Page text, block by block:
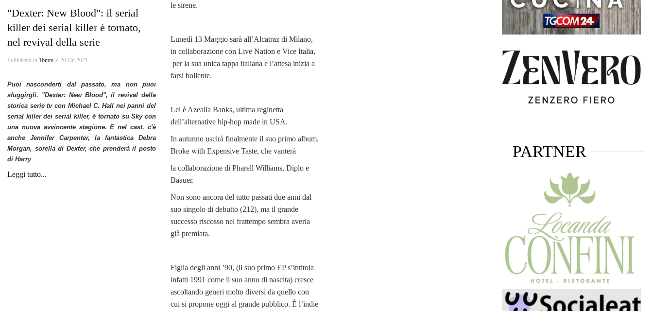
"Dexter: New Blood": il serial
killer dei serial killer è tornato,
nel revival della serie
Pubblicato in 16mm ⁄ 26 Ott 2021
Puoi nasconderti dal passato, ma non puoi
sfuggirgli. "Dexter: New Blood", il revival della
storica serie tv con Michael C. Hall nei panni del
serial killer dei serial killer, è tornato su Sky con
una nuova avvincente stagione. E nel cast, c'è
anche Jennifer Carpenter, la fantastica Debra
Morgan, sorella di Dexter, che prenderà il posto
di Harry
Leggi tutto...
le sirene.
Lunedì 13 Maggio sarà all’Alcatraz di Milano,
in collaborazione con Live Nation e Vice Italia,
per la sua unica tappa italiana e l’attesa inizia a
farsi bollente.
Lei è Azealia Banks, ultima reginetta
dell’alternative hip-hop made in USA.
In autunno uscirà finalmente il suo primo album,
Broke with Expensive Taste, che vanterà
la collaborazione di Pharell Williams, Diplo e
Baauer.
Non sono ancora del tutto passati due anni dal
suo singolo di debutto (212), ma il grande
successo riscosso nel frattempo sembra averla
già premiata.
Figlia degli anni ’90, (il suo primo EP s’intitola
infatti 1991 come il suo anno di nascita) cresce
ascoltando generi molto diversi da quello con
cui si propone oggi al grande pubblico. È l’indie
PARTNER